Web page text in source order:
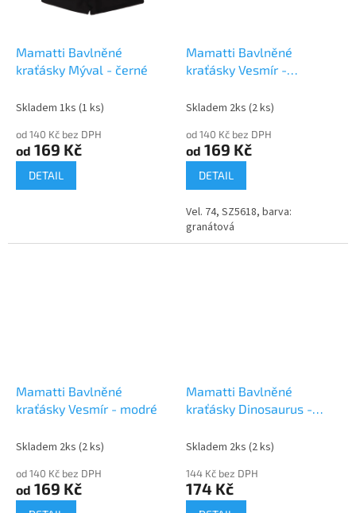
Mamatti Bavlněné
kraťásky Mýval - černé
Skladem 1ks (1 ks)
od 140 Kč bez DPH
od 169 Kč
DETAIL
Mamatti Bavlněné
kraťásky Vesmír -
Skladem 2ks (2 ks)
od 140 Kč bez DPH
od 169 Kč
DETAIL
Vel. 74, SZ5618, barva:
granátová
Mamatti Bavlněné
kraťásky Vesmír - modré
Skladem 2ks (2 ks)
od 140 Kč bez DPH
od 169 Kč
Mamatti Bavlněné
kraťásky Dinosaurus -
Skladem 2ks (2 ks)
144 Kč bez DPH
174 Kč